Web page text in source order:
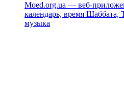
Moed.org.ua — веб-
календарь, время Шаббата,
музыка